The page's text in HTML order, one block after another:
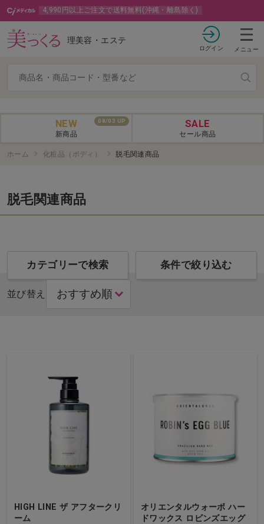
4,990円以上ご注文で送料無料(沖縄・離島除く)
理美容・エステ
ログイン メニュー
08/03 UP
NEW
新商品
SALE
セール商品
ホーム 化粧品（ボディ） 脱毛関連商品
脱毛関連商品
カテゴリーで検索 条件で絞り込む
並び替え
HIGH LINE ザ アフタークリ
ーム
オリエンタルウォーボ ハー
ドワックス ロビンズエッグ